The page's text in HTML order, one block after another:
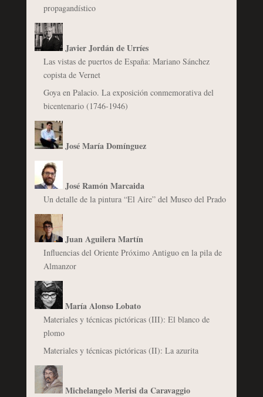
propagandístico
Javier Jordán de Urríes
Las vistas de puertos de España: Mariano Sánchez
copista de Vernet
Goya en Palacio. La exposición conmemorativa del
bicentenario (1746-1946)
José María Domínguez
José Ramón Marcaida
Un detalle de la pintura “El Aire” del Museo del Prado
Juan Aguilera Martín
Influencias del Oriente Próximo Antiguo en la pila de
Almanzor
María Alonso Lobato
Materiales y técnicas pictóricas (III): El blanco de
plomo
Materiales y técnicas pictóricas (II): La azurita
Michelangelo Merisi da Caravaggio